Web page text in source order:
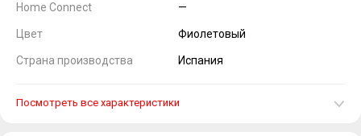
Home Connect —
Цвет Фиолетовый
Страна производства Испания
Посмотреть все характеристики